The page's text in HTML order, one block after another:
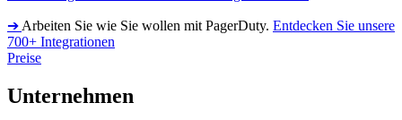
➔ Arbeiten Sie wie Sie wollen mit PagerDuty. Entdecken Sie unsere
700+ Integrationen
Preise
Unternehmen